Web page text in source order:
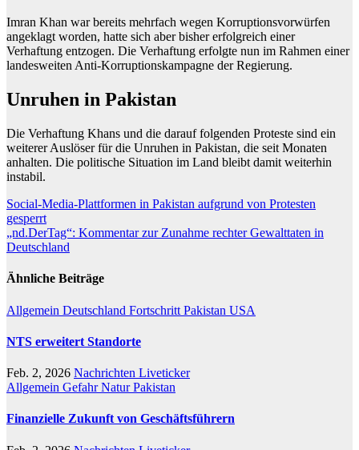
Imran Khan war bereits mehrfach wegen Korruptionsvorwürfen
angeklagt worden, hatte sich aber bisher erfolgreich einer
Verhaftung entzogen. Die Verhaftung erfolgte nun im Rahmen einer
landesweiten Anti-Korruptionskampagne der Regierung.
Unruhen in Pakistan
Die Verhaftung Khans und die darauf folgenden Proteste sind ein
weiterer Auslöser für die Unruhen in Pakistan, die seit Monaten
anhalten. Die politische Situation im Land bleibt damit weiterhin
instabil.
Beitragsnavigation
Social-Media-Plattformen in Pakistan aufgrund von Protesten
gesperrt
„nd.DerTag“: Kommentar zur Zunahme rechter Gewalttaten in
Deutschland
Ähnliche Beiträge
Allgemein Deutschland Fortschritt Pakistan USA
NTS erweitert Standorte
Feb. 2, 2026 Nachrichten Liveticker
Allgemein GefahrNaturPakistan
Finanzielle Zukunft von Geschäftsführern